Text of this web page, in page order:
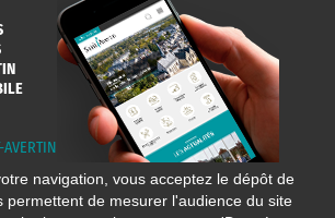
AVERTIN
navigation, vous acceptez le dépôt de
permettent de mesurer l'audience du site